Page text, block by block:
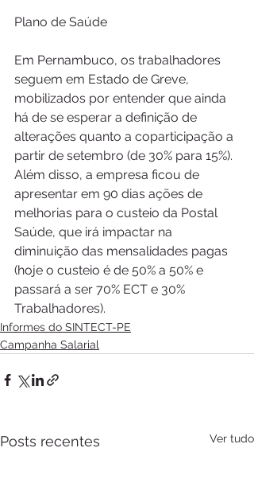
Plano de Saúde
Em Pernambuco, os trabalhadores
seguem em Estado de Greve,
mobilizados por entender que ainda
há de se esperar a definição de
alterações quanto a coparticipação a
partir de setembro (de 30% para 15%).
Além disso, a empresa ficou de
apresentar em 90 dias ações de
melhorias para o custeio da Postal
Saúde, que irá impactar na
diminuição das mensalidades pagas
(hoje o custeio é de 50% a 50% e
passará a ser 70% ECT e 30%
Trabalhadores).
Informes do SINTECT-PE
Campanha Salarial
Posts recentes Ver tudo